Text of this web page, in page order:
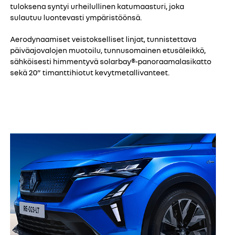
tuloksena syntyi urheilullinen katumaasturi, joka
sulautuu luontevasti ympäristöönsä.
Aerodynaamiset veistokselliset linjat, tunnistettava
päiväajovalojen muotoilu, tunnusomainen etusäleikkö,
sähköisesti himmentyvä solarbay®-panoraamalasikatto
sekä 20” timanttihiotut kevytmetallivanteet.